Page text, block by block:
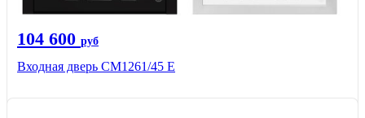
104 600 руб
Входная дверь СМ1261/45 Е